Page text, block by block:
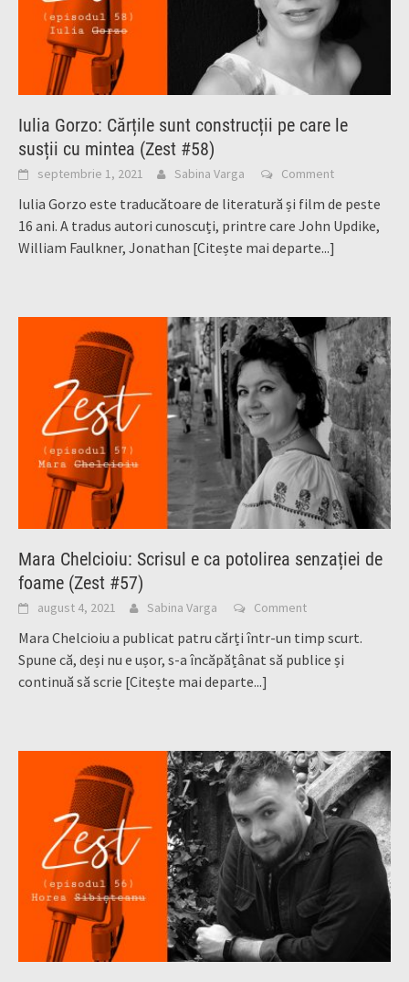
Iulia Gorzo: Cărțile sunt construcții pe care le
susții cu mintea (Zest #58)
septembrie 1, 2021 Sabina Varga Comment
Iulia Gorzo este traducătoare de literatură și film de peste
16 ani. A tradus autori cunoscuți, printre care John Updike,
William Faulkner, Jonathan [Citește mai departe...]
Mara Chelcioiu: Scrisul e ca potolirea senzației de
foame (Zest #57)
august 4, 2021 Sabina Varga Comment
Mara Chelcioiu a publicat patru cărți într-un timp scurt.
Spune că, deși nu e ușor, s-a încăpățânat să publice și
continuă să scrie [Citește mai departe...]